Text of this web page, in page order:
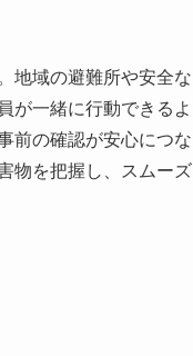
地域の避難所や安全な
が一緒に行動できるよ
前の確認が安心につな
物を把握し、スムーズ